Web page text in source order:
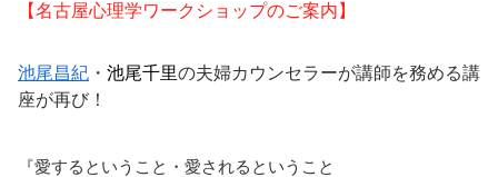
【名古屋心理学ワークショップのご案内】
池尾昌紀 ・ 池尾千里の夫婦カウンセラーが講師を務める講
座が再び！
『愛するということ・愛されるということ